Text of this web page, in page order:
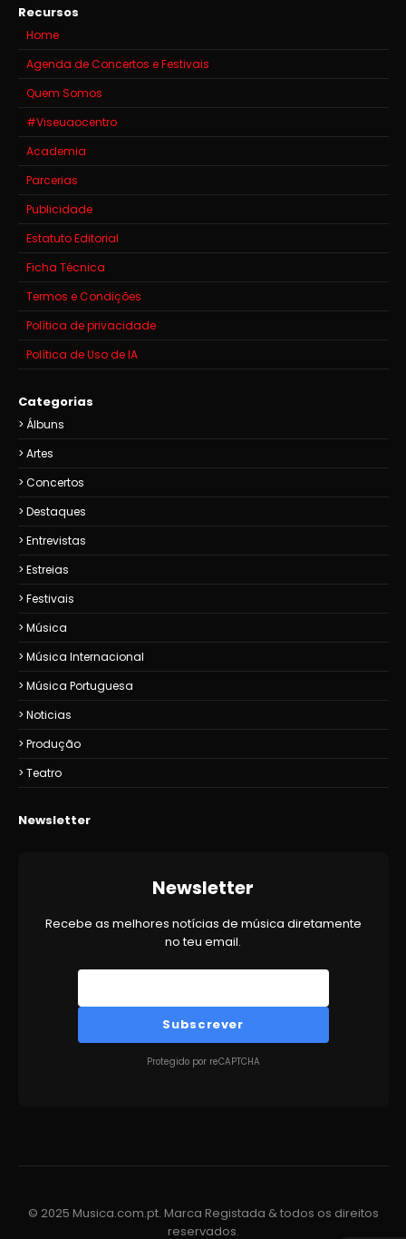
Recursos
Home
Agenda de Concertos e Festivais
Quem Somos
#Viseuaocentro
Academia
Parcerias
Publicidade
Estatuto Editorial
Ficha Técnica
Termos e Condições
Política de privacidade
Política de Uso de IA
Categorias
Álbuns
Artes
Concertos
Destaques
Entrevistas
Estreias
Festivais
Música
Música Internacional
Música Portuguesa
Noticias
Produção
Teatro
Newsletter
Newsletter
Recebe as melhores notícias de música diretamente
no teu email.
Subscrever
Protegido por reCAPTCHA
© 2025 Musica.com.pt. Marca Registada & todos os direitos
reservados.